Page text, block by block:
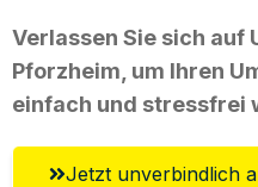
Verlassen Sie sich auf
Pforzheim, um Ihren
einfach und stressfrei
Jetzt unverbindlich